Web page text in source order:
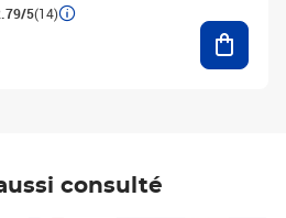
5(14)
consulté